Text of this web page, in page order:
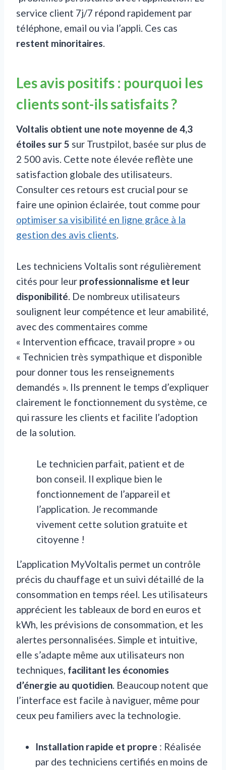
service client 7j/7 répond rapidement par
téléphone, email ou via l’appli. Ces cas
restent minoritaires.
Les avis positifs : pourquoi les
clients sont-ils satisfaits ?
Voltalis obtient une note moyenne de 4,3
étoiles sur 5 sur Trustpilot, basée sur plus de
2 500 avis. Cette note élevée reflète une
satisfaction globale des utilisateurs.
Consulter ces retours est crucial pour se
faire une opinion éclairée, tout comme pour
optimiser sa visibilité en ligne grâce à la
gestion des avis clients.
Les techniciens Voltalis sont régulièrement
cités pour leur professionnalisme et leur
disponibilité. De nombreux utilisateurs
soulignent leur compétence et leur amabilité,
avec des commentaires comme
« Intervention efficace, travail propre » ou
« Technicien très sympathique et disponible
pour donner tous les renseignements
demandés ». Ils prennent le temps d’expliquer
clairement le fonctionnement du système, ce
qui rassure les clients et facilite l’adoption
de la solution.
Le technicien parfait, patient et de
bon conseil. Il explique bien le
fonctionnement de l’appareil et
l’application. Je recommande
vivement cette solution gratuite et
citoyenne !
L’application MyVoltalis permet un contrôle
précis du chauffage et un suivi détaillé de la
consommation en temps réel. Les utilisateurs
apprécient les tableaux de bord en euros et
kWh, les prévisions de consommation, et les
alertes personnalisées. Simple et intuitive,
elle s’adapte même aux utilisateurs non
techniques, facilitant les économies
d’énergie au quotidien. Beaucoup notent que
l’interface est facile à naviguer, même pour
ceux peu familiers avec la technologie.
Installation rapide et propre : Réalisée
par des techniciens certifiés en moins de